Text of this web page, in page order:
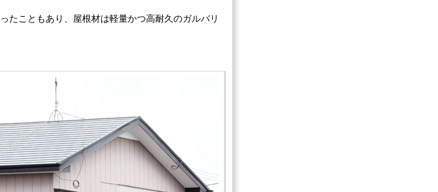
たこともあり、屋根材は軽量かつ高耐久のガルバリ